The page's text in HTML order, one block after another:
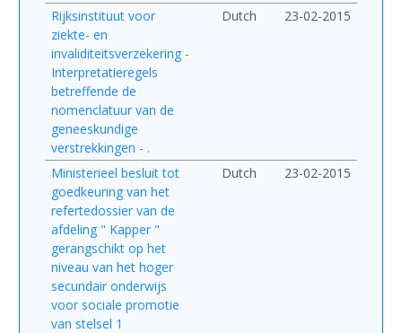
Rijksinstituut voor
ziekte- en
invaliditeitsverzekering -
Interpretatieregels
betreffende de
nomenclatuur van de
geneeskundige
verstrekkingen - .
Dutch 23-02-2015
Ministerieel besluit tot
goedkeuring van het
refertedossier van de
afdeling " Kapper "
gerangschikt op het
niveau van het hoger
secundair onderwijs
voor sociale promotie
van stelsel 1
Dutch 23-02-2015